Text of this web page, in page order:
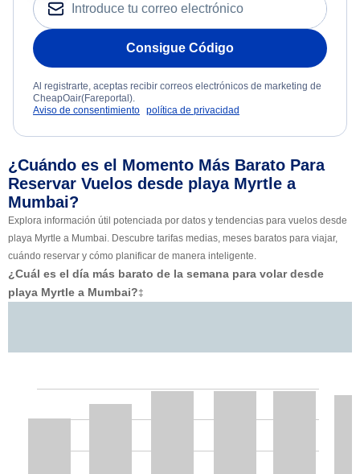
Consigue Código
Al registrarte, aceptas recibir correos electrónicos de marketing de
CheapOair(Fareportal).
Aviso de consentimiento política de privacidad
¿Cuándo es el Momento Más Barato Para
Reservar Vuelos desde playa Myrtle a
Mumbai?
Explora información útil potenciada por datos y tendencias para vuelos desde
playa Myrtle a Mumbai. Descubre tarifas medias, meses baratos para viajar,
cuándo reservar y cómo planificar de manera inteligente.
¿Cuál es el día más barato de la semana para volar desde
playa Myrtle a Mumbai?‡